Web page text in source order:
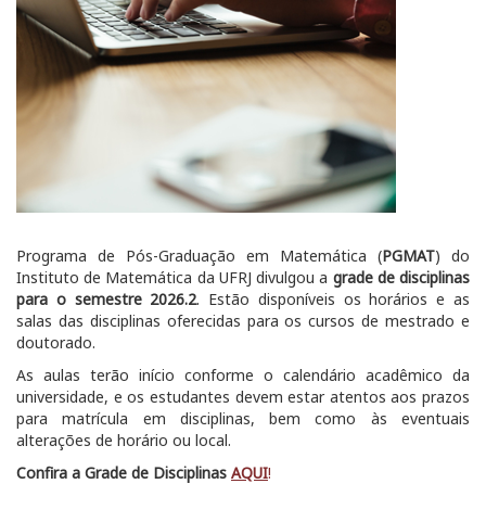
Programa de Pós-Graduação em Matemática (PGMAT) do
Instituto de Matemática da UFRJ divulgou a grade de disciplinas
para o semestre 2026.2. Estão disponíveis os horários e as
salas das disciplinas oferecidas para os cursos de mestrado e
doutorado.
As aulas terão início conforme o calendário acadêmico da
universidade, e os estudantes devem estar atentos aos prazos
para matrícula em disciplinas, bem como às eventuais
alterações de horário ou local.
Confira a Grade de Disciplinas AQUI!